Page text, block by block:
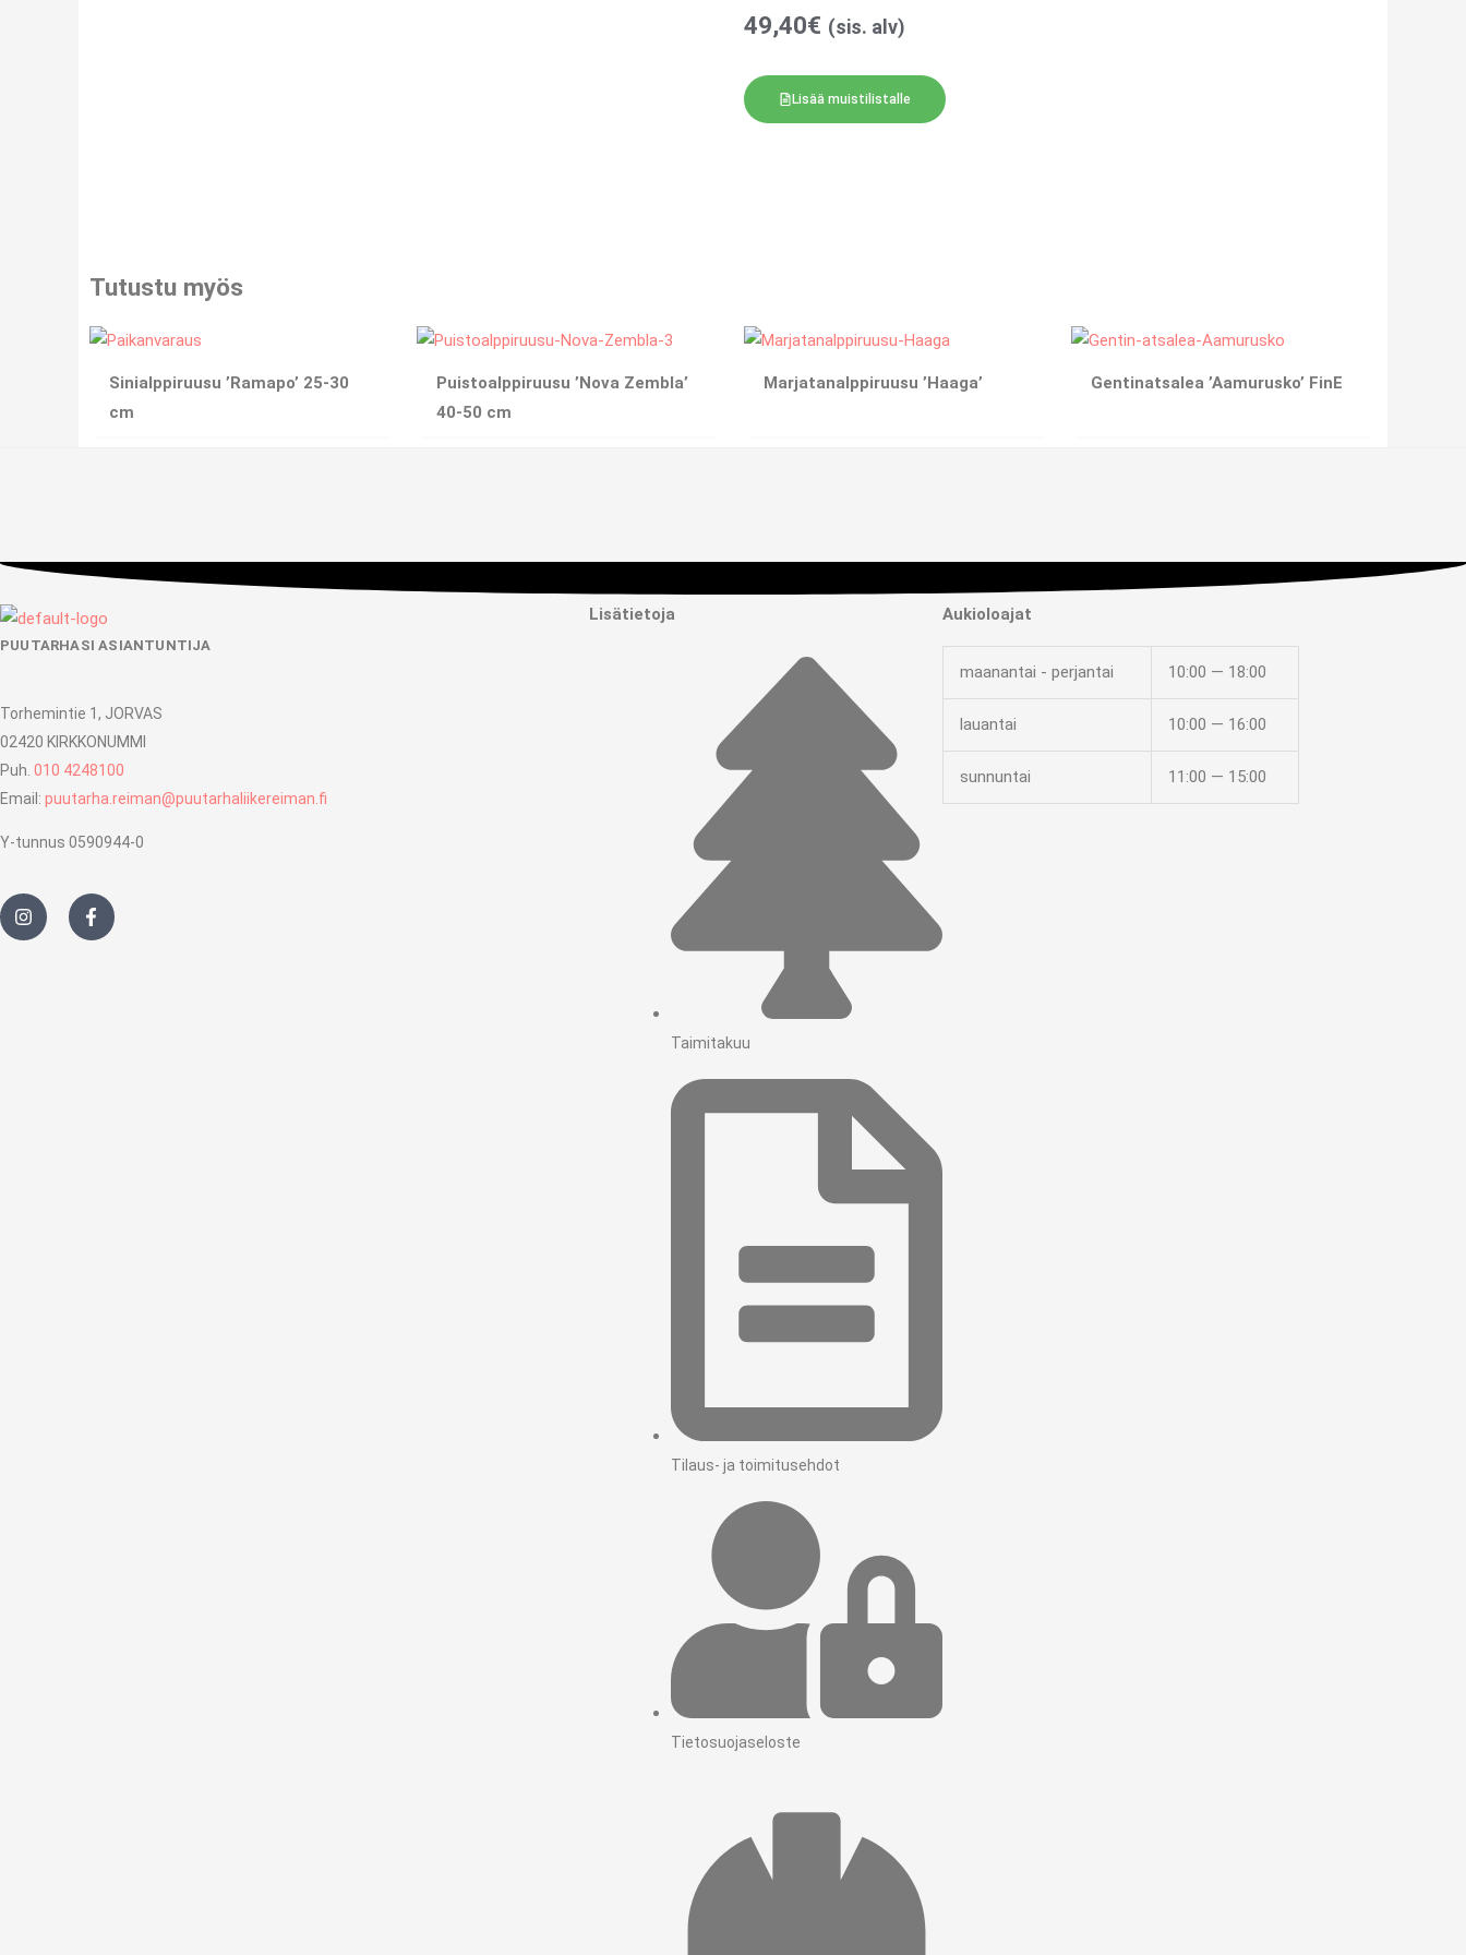
49,40€ (sis. alv)
Lisää muistilistalle
Tutustu myös
Sinialppiruusu ’Ramapo’ 25-30
cm
Puistoalppiruusu ’Nova Zembla’
40-50 cm
Marjatanalppiruusu ’Haaga’ Gentinatsalea ’Aamurusko’ FinE
PUUTARHASI ASIANTUNTIJA
Torhemintie 1, JORVAS
02420 KIRKKONUMMI
Puh. 010 4248100
Email: puutarha.reiman@puutarhaliikereiman.fi
Y-tunnus 0590944-0
I
n
s
F
a
c
Lisätietoja
Taimitakuu
Tilaus- ja toimitusehdot
Tietosuojaseloste
Aukioloajat
maanantai - perjantai 10:00 — 18:00
lauantai 10:00 — 16:00
sunnuntai 11:00 — 15:00